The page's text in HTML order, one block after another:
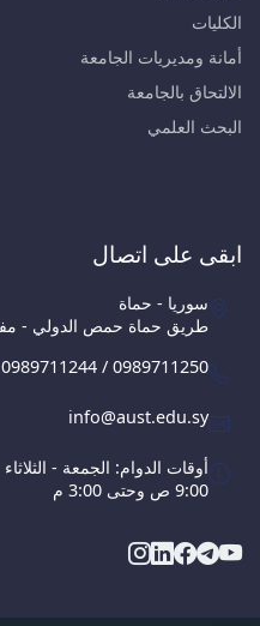
الكليات
أمانة ومديريات الجامعة
الالتحاق بالجامعة
البحث العلمي
ابقى على اتصال
سوريا - حماة
طريق حماة حمص الدولي -
/ 0989711250
info@aust.edu.sy
أوقات الدوام: الجمعة - الثلاثاء
9:00 ص وحتى 3:00 م